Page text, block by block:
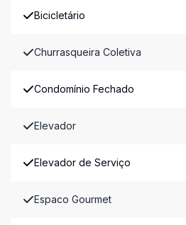
Bicicletário
Churrasqueira Coletiva
Condomínio Fechado
Elevador
Elevador de Serviço
Espaco Gourmet